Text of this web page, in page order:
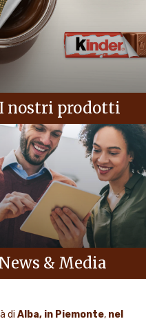
I nostri prodotti
News & Media
di Alba, in Piemonte, nel